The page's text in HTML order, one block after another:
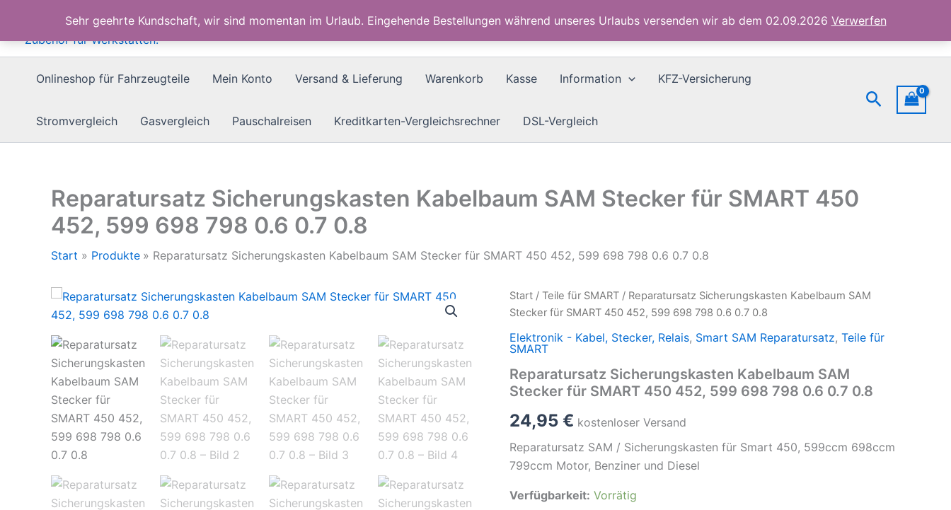
Sehr geehrte Kundschaft, wir sind momentan im Urlaub. Eingehende Bestellungen während unseres Urlaubs versenden wir ab dem 02.09.2026 Verwerfen
springen
Onlineshop für Fahrzeugteile Mein Konto Versand & Lieferung Warenkorb Kasse Information KFZ-Versicherung
Stromvergleich Gasvergleich Pauschalreisen Kreditkarten-Vergleichsrechner DSL-Vergleich
Suchen
Reparatursatz Sicherungskasten Kabelbaum SAM Stecker für SMART 450
452, 599 698 798 0.6 0.7 0.8
Start Produkte Reparatursatz Sicherungskasten Kabelbaum SAM Stecker für SMART 450 452, 599 698 798 0.6 0.7 0.8
Start / Teile für SMART / Reparatursatz Sicherungskasten Kabelbaum SAM
Stecker für SMART 450 452, 599 698 798 0.6 0.7 0.8
Elektronik - Kabel, Stecker, Relais, Smart SAM Reparatursatz, Teile für
SMART
Reparatursatz Sicherungskasten Kabelbaum SAM
Stecker für SMART 450 452, 599 698 798 0.6 0.7 0.8
24,95 € kostenloser Versand
Reparatursatz SAM / Sicherungskasten für Smart 450, 599ccm 698ccm
799ccm Motor, Benziner und Diesel
Verfügbarkeit: Vorrätig
SMART
450
452,
599
798
Menge